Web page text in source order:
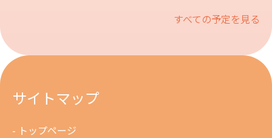
すべての予定を見る
サイトマップ
トップページ